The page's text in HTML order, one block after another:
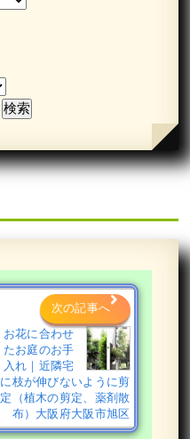
次の記事へ
お花に合わせ
たお庭のお手
入れ｜近隣宅
に枝が伸びないように剪
定（植木の剪定、薬剤散
布）大阪府大阪市旭区